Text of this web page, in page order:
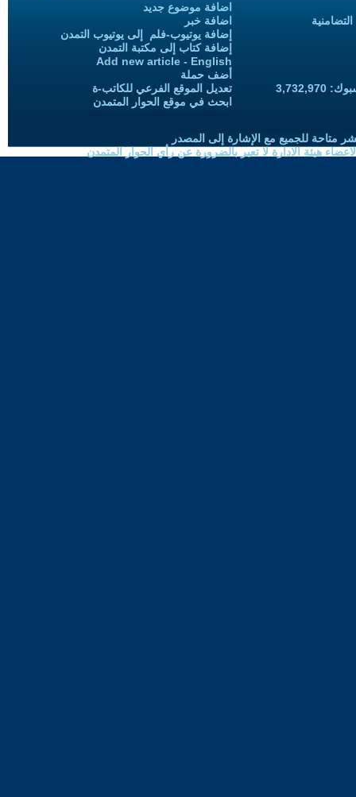
اضافة موضوع جديد
اضافة خبر
إضافة يوتيوب-فلم إلى يوتيوب التمدن
إضافة كتاب إلى مكتبة التمدن
Add new article - English
أضف حملة
تعديل الموقع الفرعي للكاتب-ة
ابحث في موقع الحوار المتمدن
متاحة للجميع مع الإشارة إلى المصدر
هيئة الادارة لا تعبر بالضرورة عن رأي الحوار المتمدن